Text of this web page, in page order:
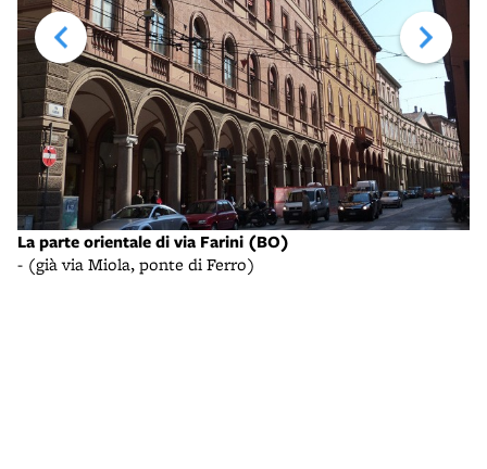
La parte orientale di via Farini (BO)
- (già via Miola, ponte di Ferro)